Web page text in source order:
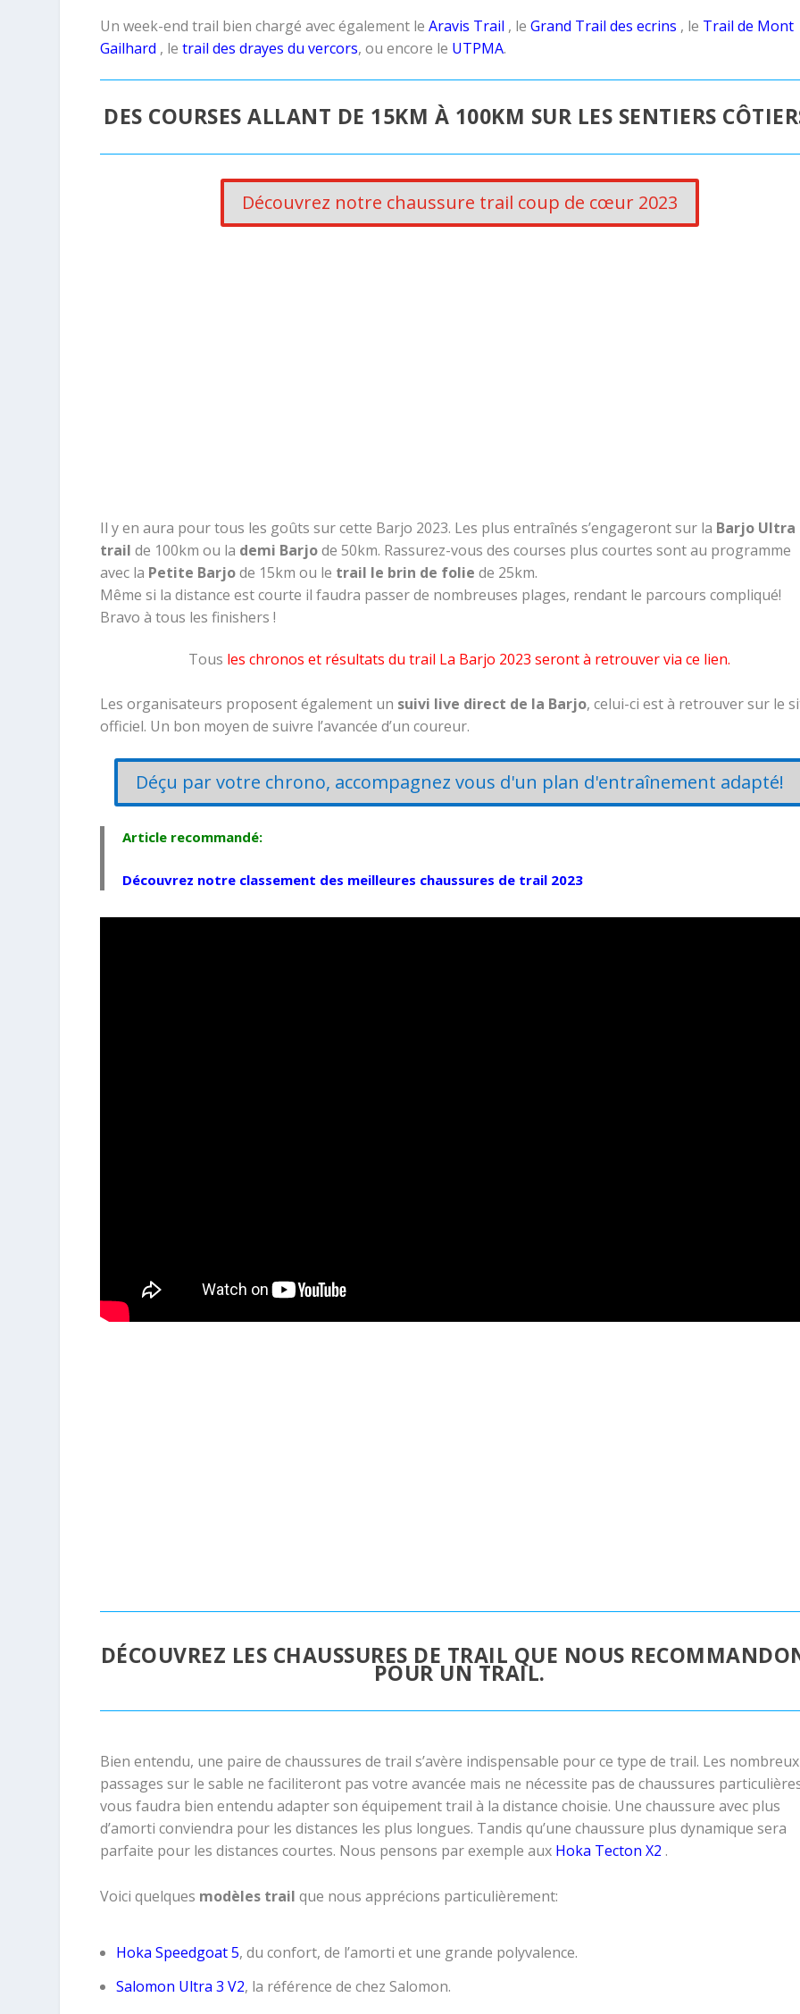
Un week-end trail bien chargé avec également le Aravis Trail , le Grand Trail des ecrins , le Trail de Mont
Gailhard , le trail des drayes du vercors, ou encore le UTPMA.
DES COURSES ALLANT DE 15KM À 100KM SUR LES SENTIERS
Découvrez notre chaussure trail coup de cœur 2023
Il y en aura pour tous les goûts sur cette Barjo 2023. Les plus entraînés s’engageront sur la Barjo Ultra
trail de 100km ou la demi Barjode 50km. Rassurez-vous des courses plus courtes sont au programme
avec la Petite Barjode 15km ou le trail le brin de folie de 25km.
Même si la distance est courte il faudra passer de nombreuses plages, rendant le parcours compliqué!
Bravo à tous les finishers !
Tous les chronos et résultats du trail La Barjo 2023 seront à retrouvervia ce lien.
Les organisateurs proposent également un suivi live direct de la Barjo, celui-ci est à retrouver sur le
officiel. Un bon moyen de suivre l’avancée d’un coureur.
Déçu par votre chrono, accompagnez vous d'un plan d'entraînement adapté!
Article recommandé:
Découvrez notre classement des meilleures chaussures de trail 2023
DÉCOUVREZ LES CHAUSSURES DE TRAIL QUE NOUS
POUR UN TRAIL.
Bien entendu, une paire de chaussures de trail s’avère indispensable pour ce type de trail. Les nombreux
passages sur le sable ne faciliteront pas votre avancée mais ne nécessite pas de chaussures
vous faudra bien entendu adapter son équipement trail à la distance choisie. Une chaussure avec plus
d’amorti conviendra pour les distances les plus longues. Tandis qu’une chaussure plus dynamique sera
parfaite pour les distances courtes. Nous pensons par exemple aux Hoka Tecton X2 .
Voici quelques modèles trail que nous apprécions particulièrement:
Hoka Speedgoat 5, du confort, de l’amorti et une grande polyvalence.
Salomon Ultra 3 V2, la référence de chez Salomon.